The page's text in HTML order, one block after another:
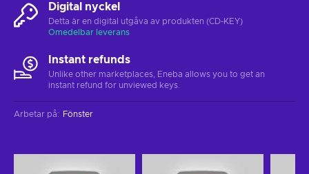
Digital nyckel
Detta är en digital utgåva av produkten (CD-KEY)
Omedelbar leverans
Instant refunds
Unlike other marketplaces, Eneba allows you to get an
instant refund for unviewed keys.
Arbetar på: Fönster